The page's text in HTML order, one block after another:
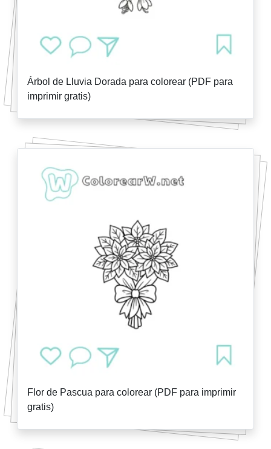
Árbol de Lluvia Dorada para colorear (PDF para
imprimir gratis)
Flor de Pascua para colorear (PDF para imprimir
gratis)